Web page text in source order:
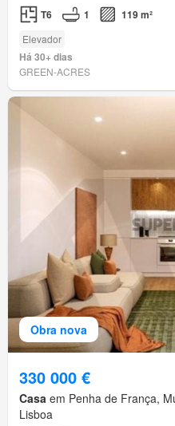
T6 1 119 m²
Elevador
Há 30+ dias
GREEN-ACRES
Obra nova
330 000 €
Casa em Penha de França,
Lisboa